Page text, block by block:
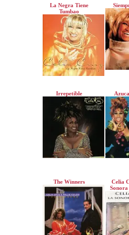
La Negra Tiene
Tumbao
Irrepetible
The Winners
Celia